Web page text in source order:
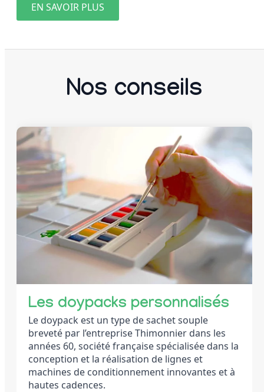
EN SAVOIR PLUS
Nos conseils
Les doypacks personnalisés
Le doypack est un type de sachet souple
breveté par l’entreprise Thimonnier dans les
années 60, société française spécialisée dans la
conception et la réalisation de lignes et
machines de conditionnement innovantes et à
hautes cadences.